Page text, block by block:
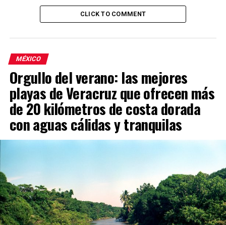
CLICK TO COMMENT
MÉXICO
Orgullo del verano: las mejores
playas de Veracruz que ofrecen más
de 20 kilómetros de costa dorada
con aguas cálidas y tranquilas